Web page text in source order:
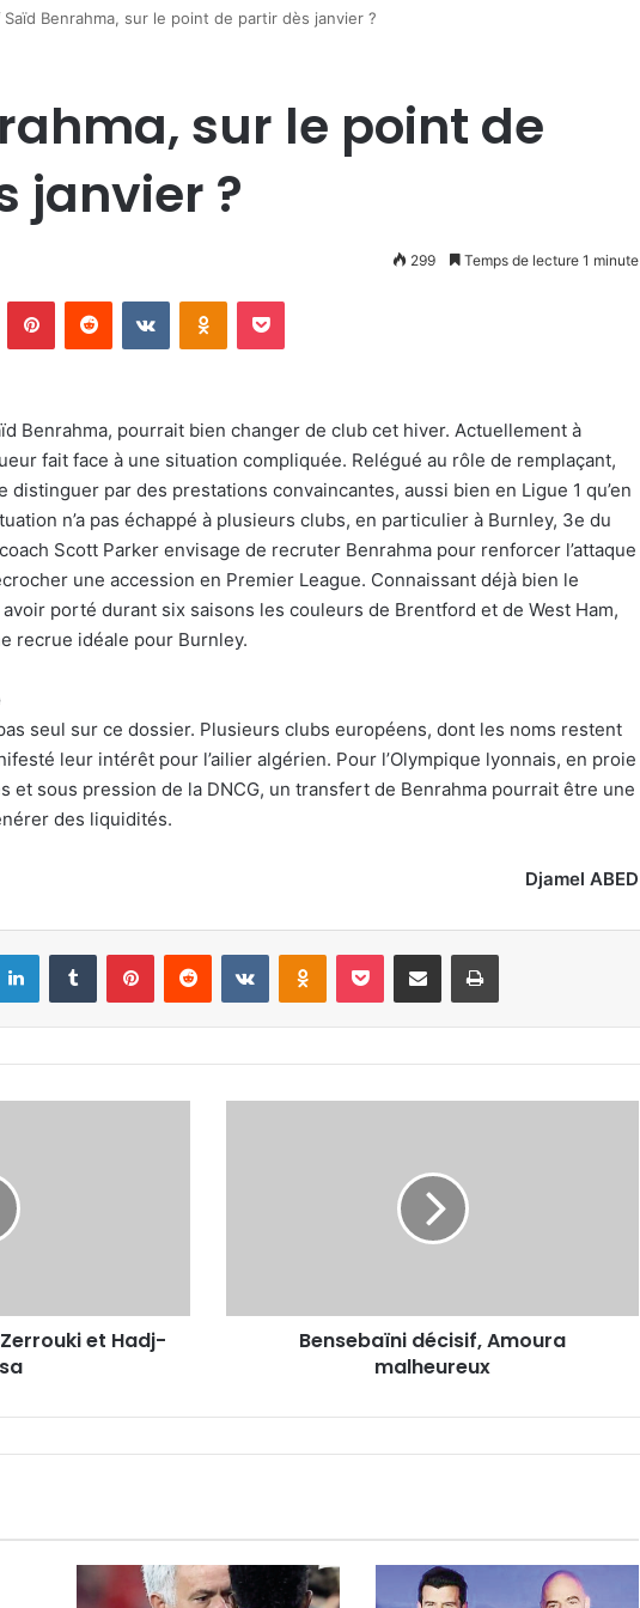
Saïd Benrahma, sur le point de partir dès janvier ?
sur le point de
janvier ?
299 Temps de lecture 1 minute
PinterestReddit VKontakteOdnoklassniki
Pocket
Benrahma, pourrait bien changer de club cet hiver. Actuellement à
fait face à une situation compliquée. Relégué au rôle de remplaçant,
distinguer par des prestations convaincantes, aussi bien en Ligue 1 qu’en
n’a pas échappé à plusieurs clubs, en particulier à Burnley, 3e du
Scott Parker envisage de recruter Benrahma pour renforcer l’attaque
une accession en Premier League. Connaissant déjà bien le
porté durant six saisons les couleurs de Brentford et de West Ham,
recrue idéale pour Burnley.
seul sur ce dossier. Plusieurs clubs européens, dont les noms restent
leur intérêt pour l’ailier algérien. Pour l’Olympique lyonnais, en proie
et sous pression de la DNCG, un transfert de Benrahma pourrait être une
des liquidités.
Djamel ABED
LinkedinTumblr PinterestReddit VKontakteOdnoklassniki
Pocket Partager par email Imprimer
et Hadj-
Bensebaïni décisif, Amoura
malheureux